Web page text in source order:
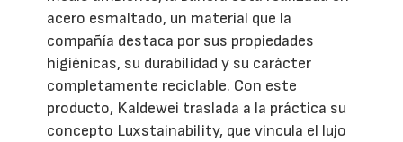
acero esmaltado, un material que la
compañía destaca por sus propiedades
higiénicas, su durabilidad y su carácter
completamente reciclable. Con este
producto, Kaldewei traslada a la práctica su
concepto Luxstainability, que vincula el lujo